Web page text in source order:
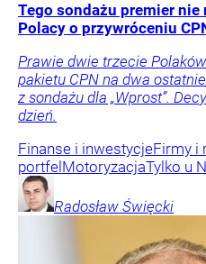
Tego sondażu premier nie
Polacy o przywróceniu
Prawie dwie trzecie
pakietu CPN na dwa
z sondażu dla „Wprost”.
dzień.
Finanse i inwestycjeFirmy i
portfel MotoryzacjaTylko u
Radosław Święcki